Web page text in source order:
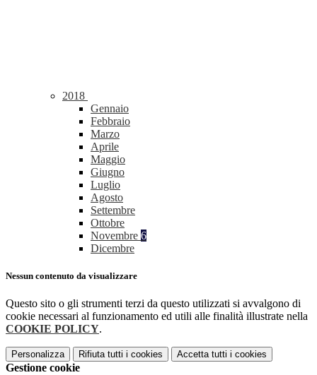
2018
Gennaio
Febbraio
Marzo
Aprile
Maggio
Giugno
Luglio
Agosto
Settembre
Ottobre
Novembre 6
Dicembre
Nessun contenuto da visualizzare
Questo sito o gli strumenti terzi da questo utilizzati si avvalgono di
cookie necessari al funzionamento ed utili alle finalità illustrate nella
COOKIE POLICY.
Personalizza Rifiuta tutti i cookies Accetta tutti i cookies
Gestione cookie